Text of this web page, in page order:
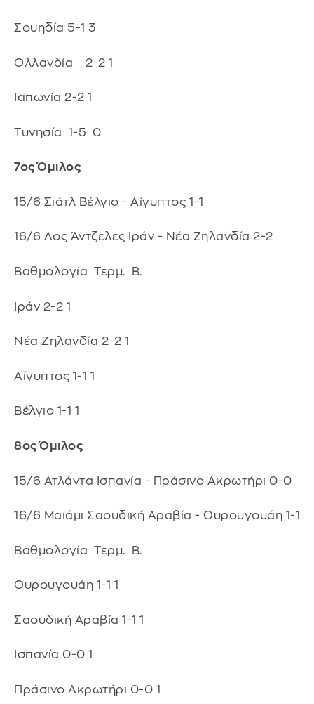
Σουηδία 5-1 3
Ολλανδία 2-2 1
Ιαπωνία 2-2 1
Τυνησία 1-5 0
7ος Όμιλος
15/6 Σιάτλ Βέλγιο - Αίγυπτος 1-1
16/6 Λος Άντζελες Ιράν - Νέα Ζηλανδία 2-2
Βαθμολογία Τερμ. Β.
Ιράν 2-2 1
Νέα Ζηλανδία 2-2 1
Αίγυπτος 1-1 1
Βέλγιο 1-1 1
8ος Όμιλος
15/6 Ατλάντα Ισπανία - Πράσινο Ακρωτήρι 0-0
16/6 Μαιάμι Σαουδική Αραβία - Ουρουγουάη 1-1
Βαθμολογία Τερμ. Β.
Ουρουγουάη 1-1 1
Σαουδική Αραβία 1-1 1
Ισπανία 0-0 1
Πράσινο Ακρωτήρι 0-0 1